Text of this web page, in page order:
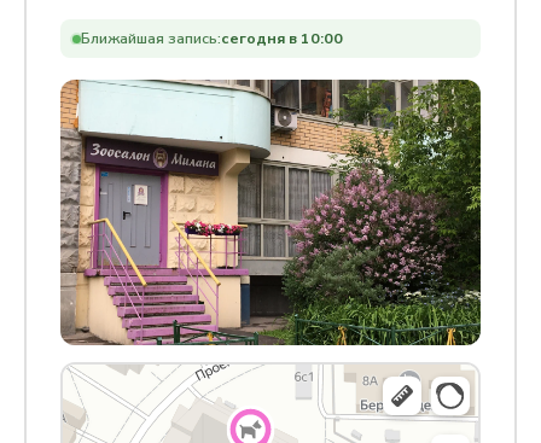
Ближайшая запись:сегодня в 10:00